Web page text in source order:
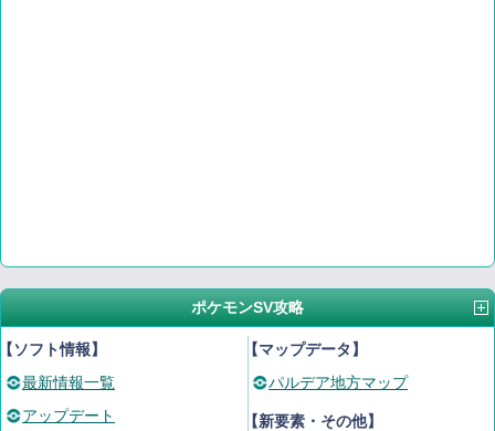
ポケモンSV攻略
ソフト情報】
最新情報一覧
アップデート
【マップデータ】
パルデア地方マップ
【新要素・その他】